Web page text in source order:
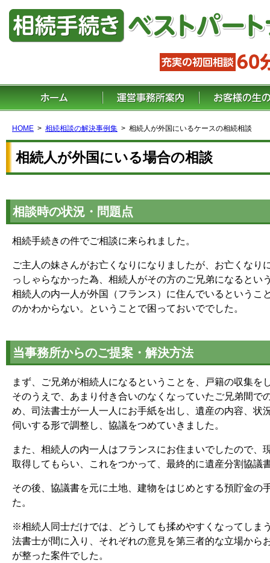
HOME 相続相談の解決事例集 相続人が外国にいるケースの相続相談
相続人が外国にいる場合の相談
相談時の状況・問題点
相続手続きの件でご相談に来られました。
ご主人の妹さんがお亡くなりになりましたが、お亡くなり
っしゃらなかった為、相続人がその方のご兄弟になるとい
相続人の内一人が外国（フランス）に住んでいるというこ
のかわからない。ということで困っておいででした。
当事務所からのご提案・解決方法
まず、ご兄弟が相続人になるということを、戸籍の収集を
そのうえで、あまり付き合いのなくなっていたご兄弟間で
め、司法書士が一人一人にお手紙を出し、遺産の内容、状
伺いする形で調整し、協議をつめていきました。
また、相続人の内一人はフランスにお住まいでしたので、
取得してもらい、これをつかって、最終的に遺産分割協議
その後、協議書を元に土地、建物をはじめとする預貯金の
た。
※相続人同士だけでは、どうしても揉めやすくなってしま
法書士が間に入り、それぞれの意見を第三者的な立場から
が整った案件でした。